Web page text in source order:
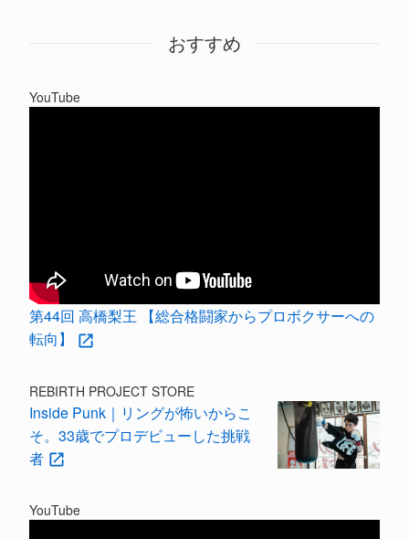
おすすめ
YouTube
第44回 高橋梨王 【総合格闘家からプロボクサーへの
転向】
REBIRTH PROJECT STORE
Inside Punk｜リングが怖いからこ
そ。33歳でプロデビューした挑戦
者
YouTube